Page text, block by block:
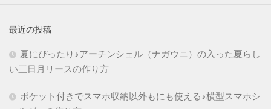
最近の投稿
夏にぴったり♪アーチンシェル（ナガウニ）の入った夏らし
い三日月リースの作り方
ポケット付きでスマホ収納以外もにも使える♪横型スマホシ